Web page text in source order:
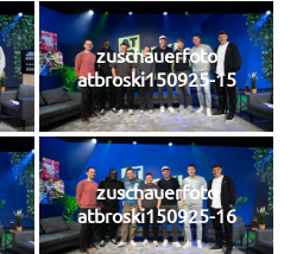
zuschauerfoto
atbroski150925-15
zuschauerfoto
atbroski150925-16